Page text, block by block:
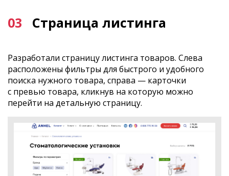
03 Страница листинга
Разработали страницу листинга товаров. Слева
расположены фильтры для быстрого и удобного
поиска нужного товара, справа — карточки
с превью товара, кликнув на которую можно
перейти на детальную страницу.